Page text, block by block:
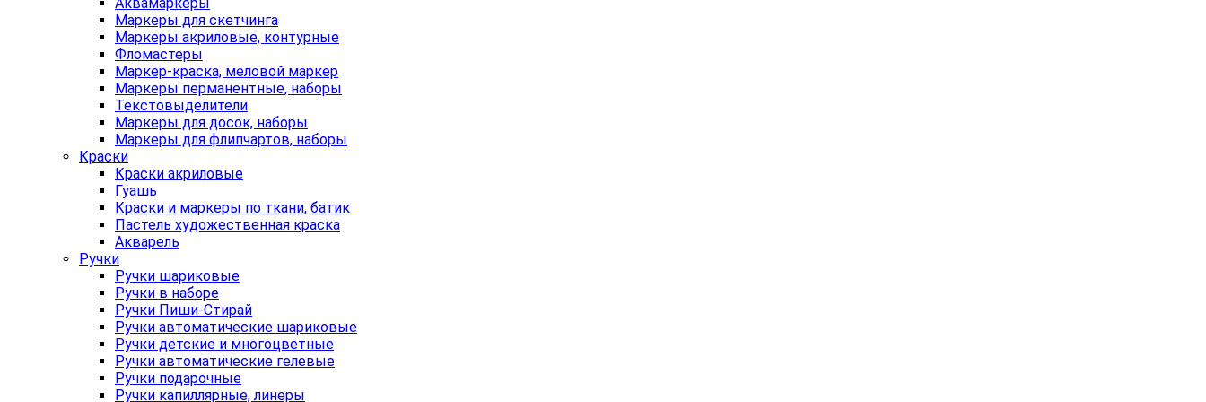
Маркеры для скетчинга
Маркеры акриловые, контурные
Фломастеры
Маркер-краска, меловой маркер
Маркеры перманентные, наборы
Текстовыделители
Маркеры для досок, наборы
Маркеры для флипчартов, наборы
Краски
Краски акриловые
Гуашь
Краски и маркеры по ткани, батик
Пастель художественная краска
Акварель
Ручки
Ручки шариковые
Ручки в наборе
Ручки Пиши-Стирай
Ручки автоматические шариковые
Ручки детские и многоцветные
Ручки автоматические гелевые
Ручки подарочные
Ручки капиллярные, линеры